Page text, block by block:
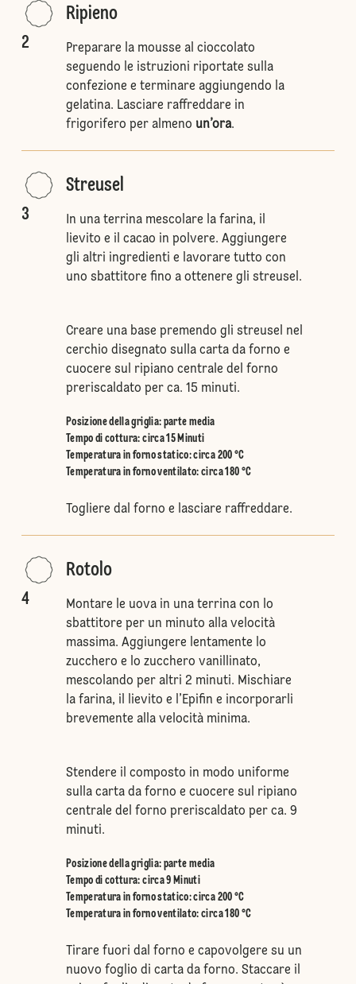
2
Ripieno
Preparare la mousse al cioccolato
seguendo le istruzioni riportate sulla
confezione e terminare aggiungendo la
gelatina. Lasciare raffreddare in
frigorifero per almeno un’ora.
3
Streusel
In una terrina mescolare la farina, il
lievito e il cacao in polvere. Aggiungere
gli altri ingredienti e lavorare tutto con
uno sbattitore fino a ottenere gli streusel.
Creare una base premendo gli streusel nel
cerchio disegnato sulla carta da forno e
cuocere sul ripiano centrale del forno
preriscaldato per ca. 15 minuti.
Posizione della griglia: parte media
Tempo di cottura: circa 15 Minuti
Temperatura in forno statico:circa 200 °C
Temperatura in forno ventilato: circa 180 °C
Togliere dal forno e lasciare raffreddare.
4
Rotolo
Montare le uova in una terrina con lo
sbattitore per un minuto alla velocità
massima. Aggiungere lentamente lo
zucchero e lo zucchero vanillinato,
mescolando per altri 2 minuti. Mischiare
la farina, il lievito e l’Epifin e incorporarli
brevemente alla velocità minima.
Stendere il composto in modo uniforme
sulla carta da forno e cuocere sul ripiano
centrale del forno preriscaldato per ca. 9
minuti.
Posizione della griglia: parte media
Tempo di cottura: circa 9 Minuti
Temperatura in forno statico:circa 200 °C
Temperatura in forno ventilato: circa 180 °C
Tirare fuori dal forno e capovolgere su un
nuovo foglio di carta da forno. Staccare il